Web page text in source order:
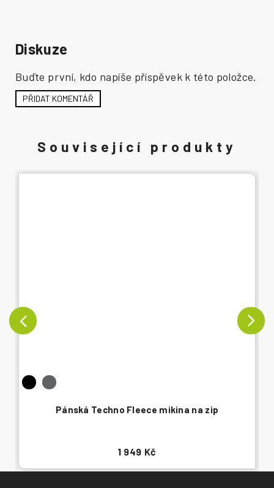
Pánská Techno Fleece mikina na zip
1 949 Kč
Diskuze
Buďte první, kdo napíše příspěvek k této položce.
PŘIDAT KOMENTÁŘ